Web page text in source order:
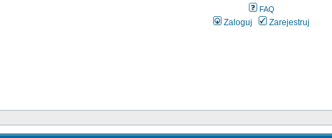
FAQ
Zaloguj Zarejestruj